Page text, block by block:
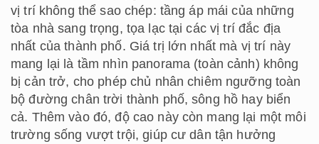
vị trí không thể sao chép: tầng áp mái của những
tòa nhà sang trọng, tọa lạc tại các vị trí đắc địa
nhất của thành phố. Giá trị lớn nhất mà vị trí này
mang lại là tầm nhìn panorama (toàn cảnh) không
bị cản trở, cho phép chủ nhân chiêm ngưỡng toàn
bộ đường chân trời thành phố, sông hồ hay biển
cả. Thêm vào đó, độ cao này còn mang lại một môi
trường sống vượt trội, giúp cư dân tận hưởng